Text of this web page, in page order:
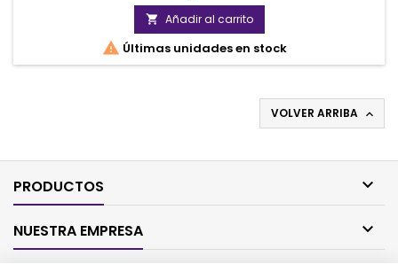
 Añadir al carrito
 Últimas unidades en stock
VOLVER ARRIBA 
PRODUCTOS 
NUESTRA EMPRESA 